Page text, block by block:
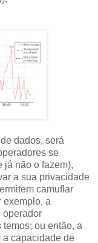
dados, será
se
já não o fazem),
a sua privacidade
camuflar
exemplo, a
operador
ou então, a
a capacidade de